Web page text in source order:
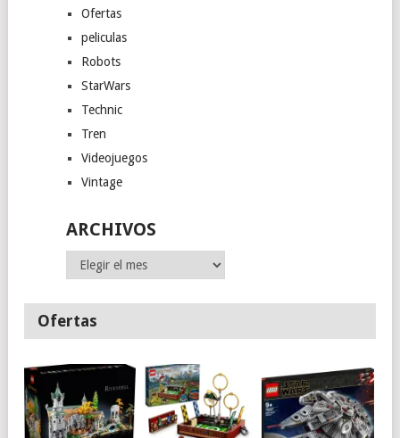
Ofertas
peliculas
Robots
StarWars
Technic
Tren
Videojuegos
Vintage
ARCHIVOS
Archivos
Ofertas